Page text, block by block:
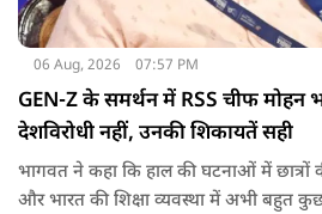
06 Aug, 2026 07:57 PM
GEN-Z के समर्थन में RSS चीफ मोहन
देशविरोधी नहीं, उनकी शिकायतें सही
भागवत ने कहा कि हाल की घटनाओं में छात्रों
और भारत की शिक्षा व्यवस्था में अभी बहुत